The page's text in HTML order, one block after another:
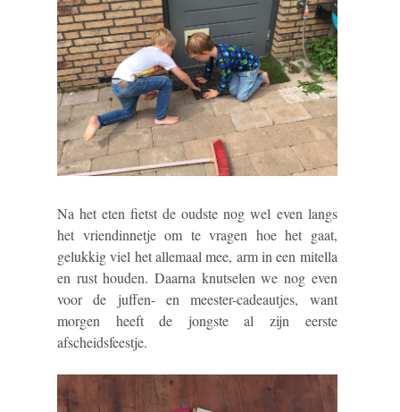
Na het eten fietst de oudste nog wel even langs
het vriendinnetje om te vragen hoe het gaat,
gelukkig viel het allemaal mee, arm in een mitella
en rust houden. Daarna knutselen we nog even
voor de juffen- en meester-cadeautjes, want
morgen heeft de jongste al zijn eerste
afscheidsfeestje.